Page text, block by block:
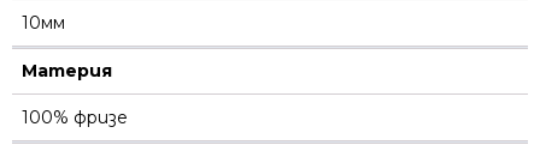
10мм
Материя
100% фризе